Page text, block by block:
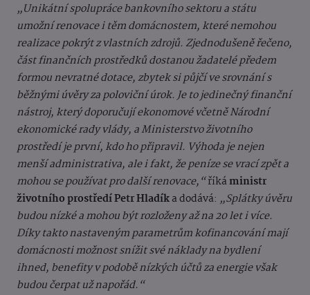
„Unikátní spolupráce bankovního sektoru a státu
umožní renovace i těm domácnostem, které nemohou
realizace pokrýt z vlastních zdrojů. Zjednodušeně řečeno,
část finančních prostředků dostanou žadatelé předem
formou nevratné dotace, zbytek si půjčí ve srovnání s
běžnými úvěry za poloviční úrok. Je to jedinečný finanční
nástroj, který doporučují ekonomové včetně Národní
ekonomické rady vlády, a Ministerstvo životního
prostředí je první, kdo ho připravil. Výhoda je nejen
menší administrativa, ale i fakt, že peníze se vrací zpět a
mohou se používat pro další renovace,“říkáministr
životního prostředí Petr Hladíka dodává: „Splátky úvěru
budou nízké a mohou být rozloženy až na 20 let i více.
Díky takto nastaveným parametrům kofinancování mají
domácnosti možnost snížit své náklady na bydlení
ihned, benefity v podobě nízkých účtů za energie však
budou čerpat už napořád.“